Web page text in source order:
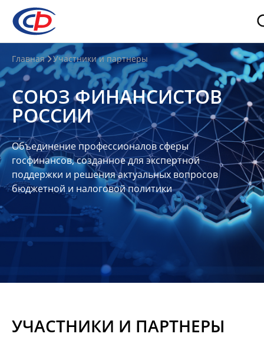
О
нас
О
СФР
Совет
Союза
Участники
Планы
отчеты
Контакты
Главная Участники и партнеры
СОЮЗ ФИНАНСИСТОВ
РОССИИ
Объединение профессионалов сферы
госфинансов, созданное для экспертной
поддержки и решения актуальных вопросов
бюджетной и налоговой политики
УЧАСТНИКИ И ПАРТНЕРЫ